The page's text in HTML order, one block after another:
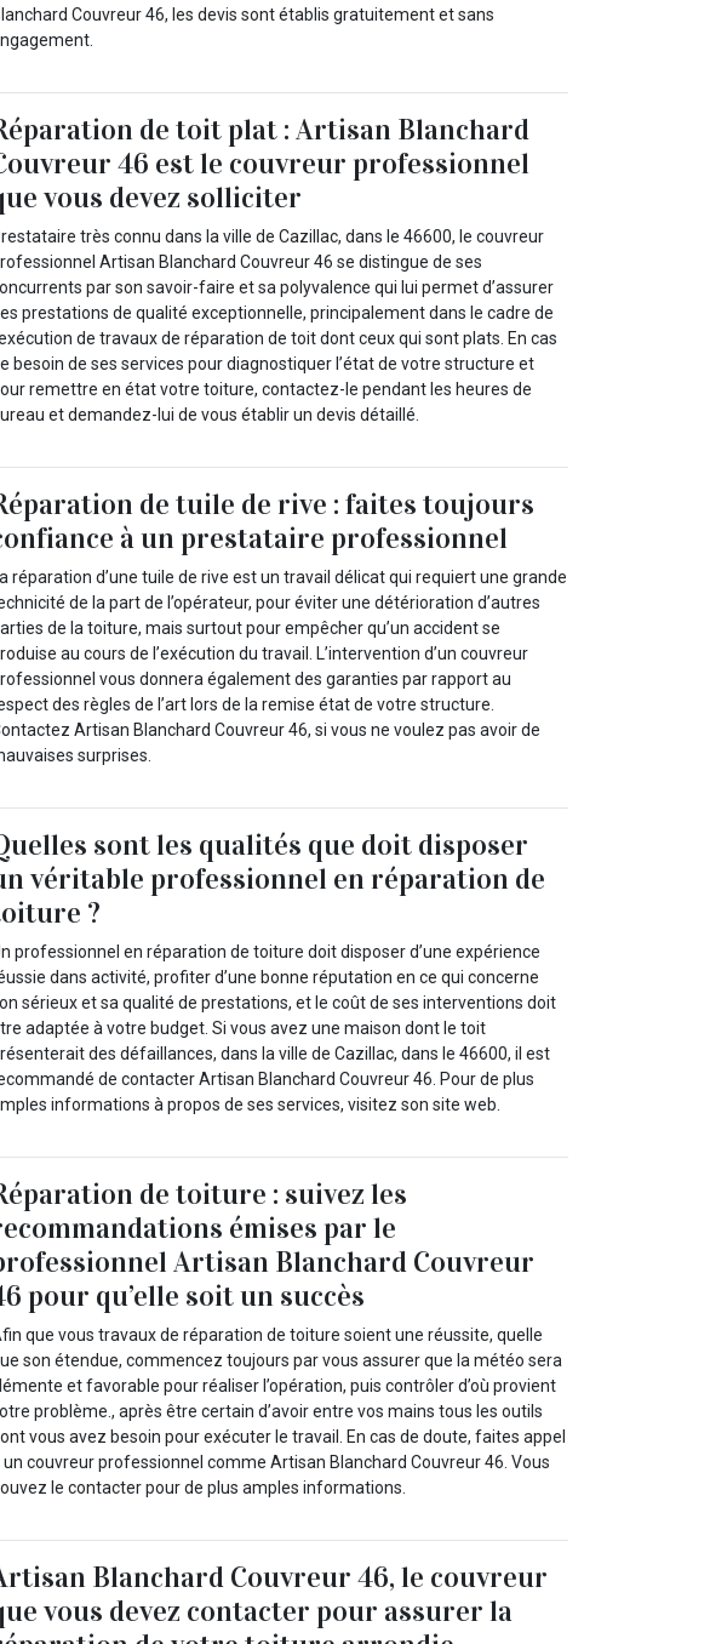
Couvreur 46, les devis sont établis gratuitement et sans
de toit plat : Artisan Blanchard
46 est le couvreur professionnel
vous devez solliciter
très connu dans la ville de Cazillac, dans le 46600, le couvreur
Artisan Blanchard Couvreur 46 se distingue de ses
par son savoir-faire et sa polyvalence qui lui permet d’assurer
prestations de qualité exceptionnelle, principalement dans le cadre de
de travaux de réparation de toit dont ceux qui sont plats. En cas
besoin de ses services pour diagnostiquer l’état de votre structure et
remettre en état votre toiture, contactez-le pendant les heures de
et demandez-lui de vous établir un devis détaillé.
de tuile de rive : faites toujours
à un prestataire professionnel
réparation d’une tuile de rive est un travail délicat qui requiert une grande
de la part de l’opérateur, pour éviter une détérioration d’autres
de la toiture, mais surtout pour empêcher qu’un accident se
au cours de l’exécution du travail. L’intervention d’un couvreur
vous donnera également des garanties par rapport au
des règles de l’art lors de la remise état de votre structure.
Artisan Blanchard Couvreur 46, si vous ne voulez pas avoir de
surprises.
sont les qualités que doit disposer
véritable professionnel en réparation de
?
professionnel en réparation de toiture doit disposer d’une expérience
dans activité, profiter d’une bonne réputation en ce qui concerne
sérieux et sa qualité de prestations, et le coût de ses interventions doit
adaptée à votre budget. Si vous avez une maison dont le toit
des défaillances, dans la ville de Cazillac, dans le 46600, il est
de contacter Artisan Blanchard Couvreur 46. Pour de plus
informations à propos de ses services, visitez son site web.
de toiture : suivez les
émises par le
Artisan Blanchard Couvreur
pour qu’elle soit un succès
que vous travaux de réparation de toiture soient une réussite, quelle
son étendue, commencez toujours par vous assurer que la météo sera
et favorable pour réaliser l’opération, puis contrôler d’où provient
problème., après être certain d’avoir entre vos mains tous les outils
vous avez besoin pour exécuter le travail. En cas de doute, faites appel
un couvreur professionnel comme Artisan Blanchard Couvreur 46. Vous
le contacter pour de plus amples informations.
Blanchard Couvreur 46, le couvreur
vous devez contacter pour assurer la